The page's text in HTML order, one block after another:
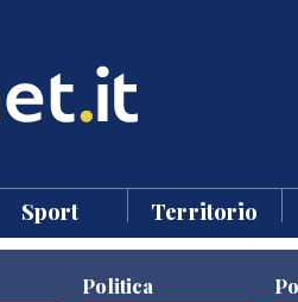
Sport Territorio
Politica